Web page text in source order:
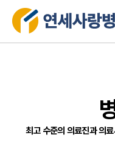
최고 수준의 의료진과 의